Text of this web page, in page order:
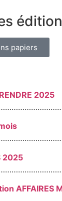
papiers
2025
2025
AFFAIRES